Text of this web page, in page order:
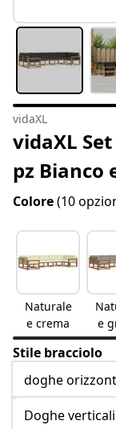
vidaXL
vidaXL
pz Bianco
Colore(10
Naturale
e crema
e
Stile bracciolo
doghe
Doghe verticali